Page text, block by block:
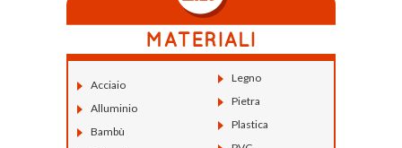
Acciaio
Alluminio
Bambù
Legno
Pietra
Plastica